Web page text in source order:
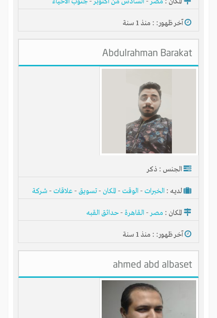
آخر ظهور: : منذ 1 سنة
Abdulrahman Barakat
الجنس : ذكر
لديـه : الخبرات - الوقت - المكان -تسويق - علاقات - شركة
المكان : مصر- القاهرة - حدائق القبه
آخر ظهور: : منذ 1 سنة
ahmed abd albaset